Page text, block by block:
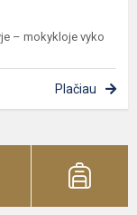
– mokykloje vyko
Plačiau